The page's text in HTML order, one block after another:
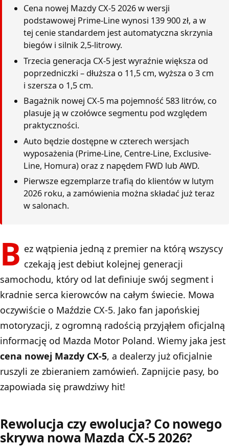
Cena nowej Mazdy CX-5 2026 w wersji
podstawowej Prime-Line wynosi 139 900 zł, a w
tej cenie standardem jest automatyczna skrzynia
biegów i silnik 2,5-litrowy.
Trzecia generacja CX-5 jest wyraźnie większa od
poprzedniczki – dłuższa o 11,5 cm, wyższa o 3 cm
i szersza o 1,5 cm.
Bagażnik nowej CX-5 ma pojemność 583 litrów, co
plasuje ją w czołówce segmentu pod względem
praktyczności.
Auto będzie dostępne w czterech wersjach
wyposażenia (Prime-Line, Centre-Line, Exclusive-
Line, Homura) oraz z napędem FWD lub AWD.
Pierwsze egzemplarze trafią do klientów w lutym
2026 roku, a zamówienia można składać już teraz
w salonach.
B ez wątpienia jedną z premier na którą wszyscy
czekają jest debiut kolejnej generacji
samochodu, który od lat definiuje swój segment i
kradnie serca kierowców na całym świecie. Mowa
oczywiście o Maździe CX-5. Jako fan japońskiej
motoryzacji, z ogromną radością przyjąłem oficjalną
informację od Mazda Motor Poland. Wiemy jaka jest
cena nowej Mazdy CX-5, a dealerzy już oficjalnie
ruszyli ze zbieraniem zamówień. Zapnijcie pasy, bo
zapowiada się prawdziwy hit!
Rewolucja czy ewolucja? Co nowego
skrywa nowa Mazda CX-5 2026?